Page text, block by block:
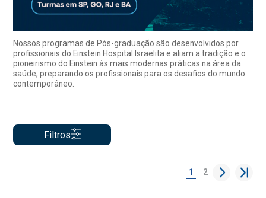
Nossos programas de Pós-graduação são desenvolvidos por
profissionais do Einstein Hospital Israelita e aliam a tradição e o
pioneirismo do Einstein às mais modernas práticas na área da
saúde, preparando os profissionais para os desafios do mundo
contemporâneo.
Filtros
1 2